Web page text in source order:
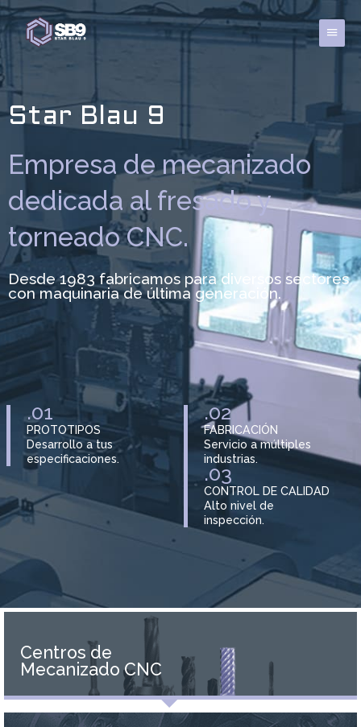
Ir
contenido
Menú
Star Blau 9
Empresa de mecanizado
dedicada al fresado y
torneado CNC.
Desde 1983 fabricamos para diversos sectores
con maquinaria de última generación.
.01
PROTOTIPOS
Desarrollo a tus
especificaciones.
.02
FABRICACIÓN
Servicio a múltiples
industrias.
.03
CONTROL DE CALIDAD
Alto nivel de
inspección.
Centros de
Mecanizado CNC